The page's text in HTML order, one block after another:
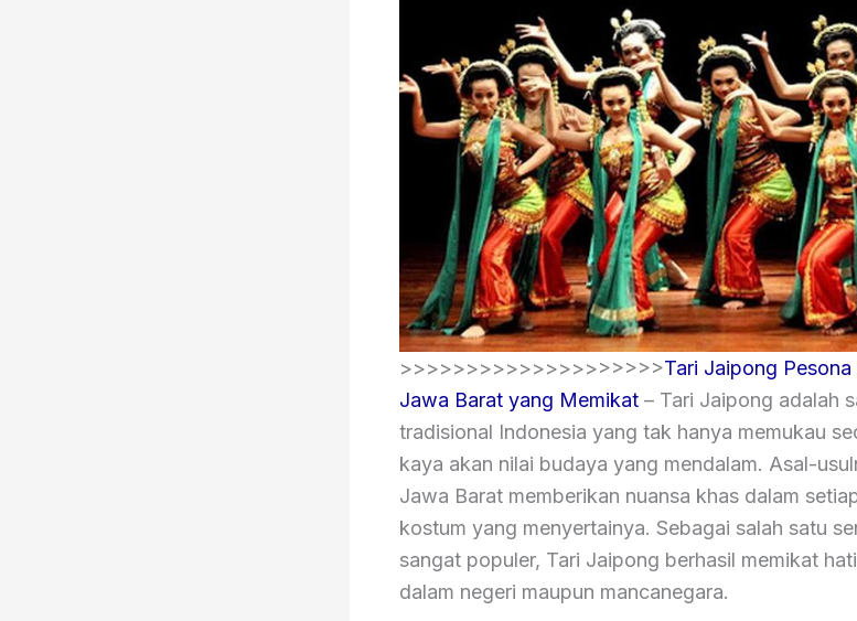
>>>>>>>>>>>>>>>>>>>>Tari Jaipong
Jawa Barat yang Memikat – Tari Jaipong adalah
tradisional Indonesia yang tak hanya memukau
kaya akan nilai budaya yang mendalam. Asal-
Jawa Barat memberikan nuansa khas dalam
kostum yang menyertainya. Sebagai salah satu
sangat populer, Tari Jaipong berhasil memikat
dalam negeri maupun mancanegara.